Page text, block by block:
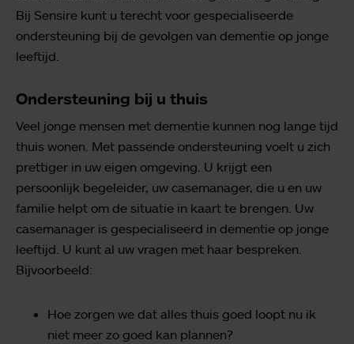
Bij Sensire kunt u terecht voor gespecialiseerde
ondersteuning bij de gevolgen van dementie op jonge
leeftijd.
Ondersteuning bij u thuis
Veel jonge mensen met dementie kunnen nog lange tijd
thuis wonen. Met passende ondersteuning voelt u zich
prettiger in uw eigen omgeving. U krijgt een
persoonlijk begeleider, uw casemanager, die u en uw
familie helpt om de situatie in kaart te brengen. Uw
casemanager is gespecialiseerd in dementie op jonge
leeftijd. U kunt al uw vragen met haar bespreken.
Bijvoorbeeld:
Hoe zorgen we dat alles thuis goed loopt nu ik
niet meer zo goed kan plannen?